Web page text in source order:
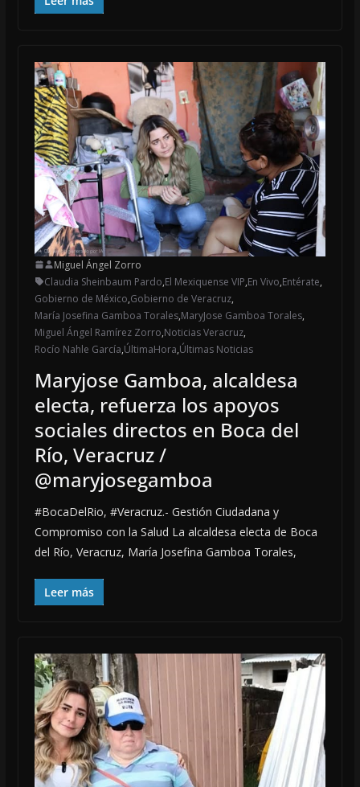
Miguel Ángel Zorro
Claudia Sheinbaum Pardo,El Mexiquense VIP,En Vivo,Entérate,
Gobierno de México,Gobierno de Veracruz,
María Josefina Gamboa Torales,MaryJose Gamboa Torales,
Miguel Ángel Ramírez Zorro,Noticias Veracruz,
Rocío Nahle García,ÚltimaHora,Últimas Noticias
Maryjose Gamboa, alcaldesa
electa, refuerza los apoyos
sociales directos en Boca del
Río, Veracruz /
@maryjosegamboa
#BocaDelRio, #Veracruz.- Gestión Ciudadana y
Compromiso con la Salud La alcaldesa electa de Boca
del Río, Veracruz, María Josefina Gamboa Torales,
Leer más